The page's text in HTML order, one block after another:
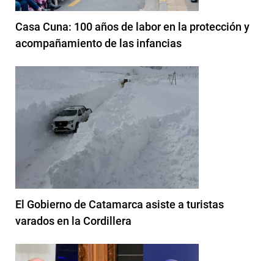
Casa Cuna: 100 años de labor en la protección y
acompañamiento de las infancias
El Gobierno de Catamarca asiste a turistas
varados en la Cordillera